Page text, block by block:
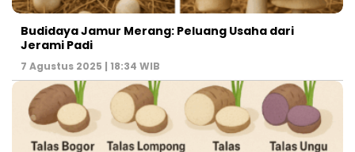
Budidaya Jamur Merang: Peluang Usaha dari
Jerami Padi
7 Agustus 2025 | 18:34 WIB